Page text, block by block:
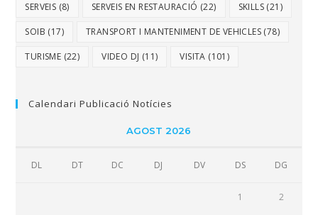
SERVEIS (8) SERVEIS EN RESTAURACIÓ (22) SKILLS (21)
SOIB (17) TRANSPORT I MANTENIMENT DE VEHICLES (78)
TURISME (22) VIDEO DJ (11) VISITA (101)
Calendari Publicació Notícies
AGOST 2026
DL DT DC DJ DV DS DG
1 2